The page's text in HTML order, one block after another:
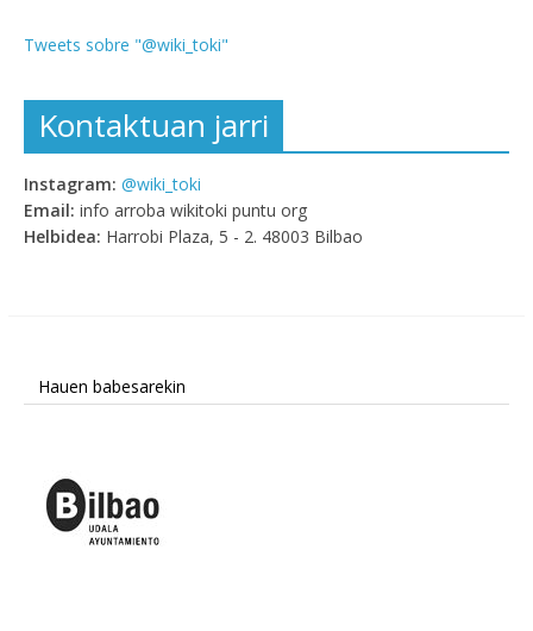
Tweets sobre "@wiki_toki"
Kontaktuan jarri
Instagram: @wiki_toki
Email: info arroba wikitoki puntu org
Helbidea: Harrobi Plaza, 5 - 2. 48003 Bilbao
Hauen babesarekin